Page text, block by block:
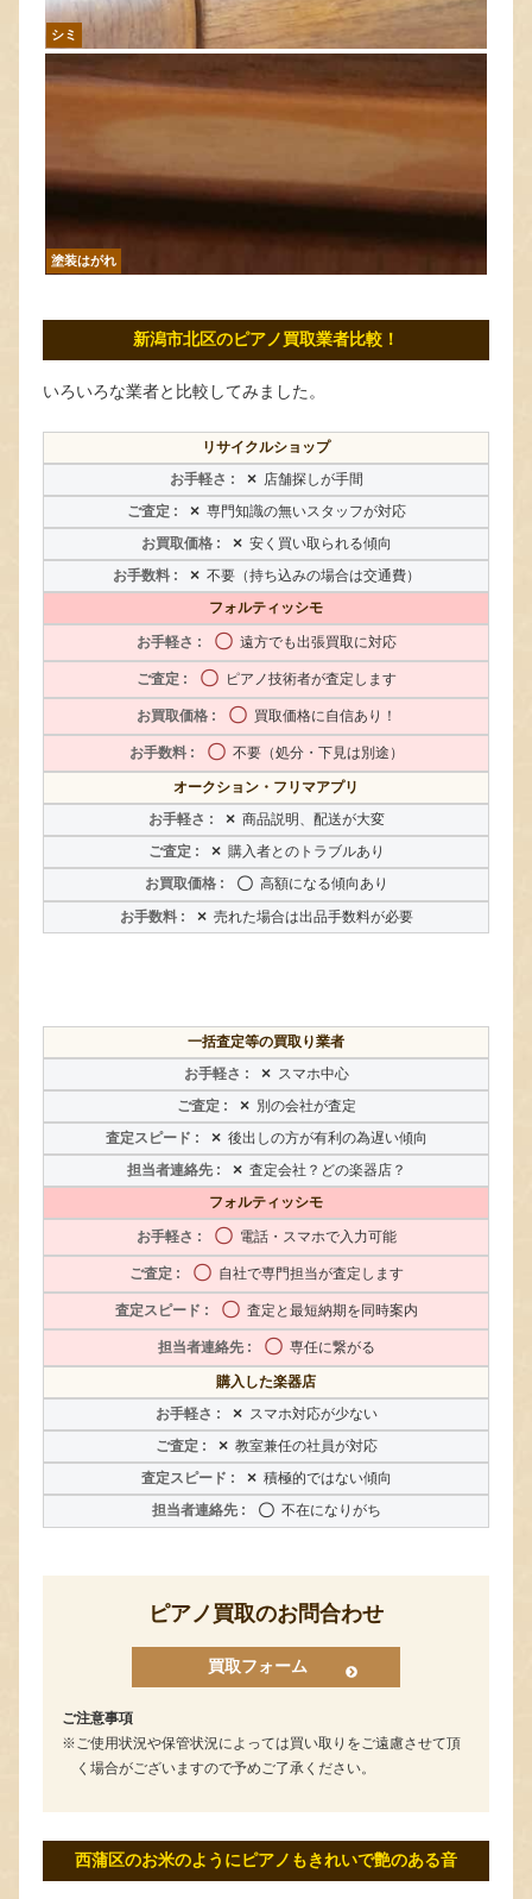
シミ
塗装はがれ
新潟市北区のピアノ買取業者比較！
いろいろな業者と比較してみました。
リサイクルショップ
× 店舗探しが手間
× 専門知識の無いスタッフが対応
× 安く買い取られる傾向
× 不要（持ち込みの場合は交通費）
フォルティッシモ
〇 遠方でも出張買取に対応
〇 ピアノ技術者が査定します
〇 買取価格に自信あり！
〇 不要（処分・下見は別途）
オークション・フリマアプリ
× 商品説明、配送が大変
× 購入者とのトラブルあり
〇 高額になる傾向あり
× 売れた場合は出品手数料が必要
一括査定等の買取り業者
× スマホ中心
× 別の会社が査定
× 後出しの方が有利の為遅い傾向
× 査定会社？どの楽器店？
フォルティッシモ
〇 電話・スマホで入力可能
〇 自社で専門担当が査定します
〇 査定と最短納期を同時案内
〇 専任に繋がる
購入した楽器店
× スマホ対応が少ない
× 教室兼任の社員が対応
× 積極的ではない傾向
〇 不在になりがち
ピアノ買取のお問合わせ
買取フォーム
ご注意事項
ご使用状況や保管状況によっては買い取りをご遠慮させて頂
く場合がございますので予めご了承ください。
西蒲区のお米のようにピアノもきれいで艶のある音